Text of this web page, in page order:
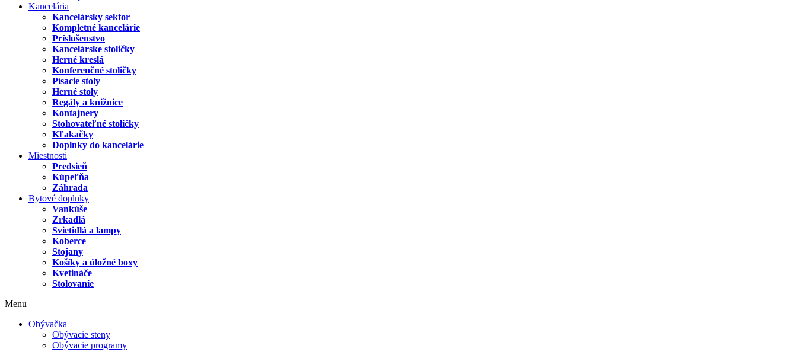
Kancelária
Kancelársky sektor
Kompletné kancelárie
Príslušenstvo
Kancelárske stoličky
Herné kreslá
Konferenčné stoličky
Písacie stoly
Herné stoly
Regály a knižnice
Kontajnery
Stohovateľné stoličky
Kľakačky
Doplnky do kancelárie
Miestnosti
Predsieň
Kúpeľňa
Záhrada
Bytové doplnky
Vankúše
Zrkadlá
Svietidlá a lampy
Koberce
Stojany
Košíky a úložné boxy
Kvetináče
Stolovanie
Menu
Obývačka
Obývacie steny
Obývacie programy